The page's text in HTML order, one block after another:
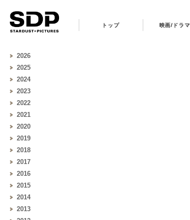
トップ 映画/ドラマ
2026
2025
2024
2023
2022
2021
2020
2019
2018
2017
2016
2015
2014
2013